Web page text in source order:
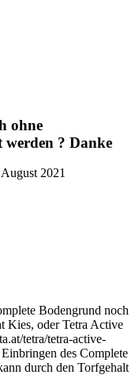
ohne
werden ? Danke
2021
Bodengrund noch
Kies, oder Tetra Active
tetra/tetra-active-
des Complete
durch den Torfgehalt